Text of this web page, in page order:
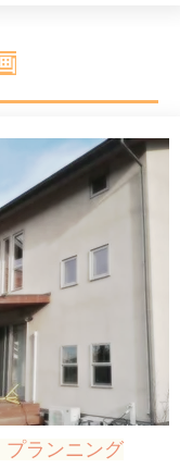
プランニング